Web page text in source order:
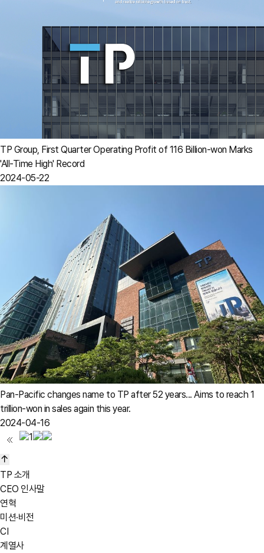
TP Group, First Quarter Operating Profit of 116 Billion-won Marks
'All-Time High' Record
2024-05-22
Pan-Pacific changes name to TP after 52 years... Aims to reach 1
trillion-won in sales again this year.
2024-04-16
1
TP 소개
CEO 인사말
연혁
미션·비전
CI
계열사